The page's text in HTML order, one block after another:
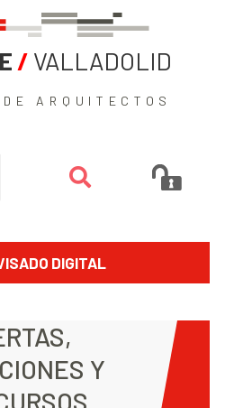
/ VALLADOLID
ARQUITECTOS
DIGITAL
Y